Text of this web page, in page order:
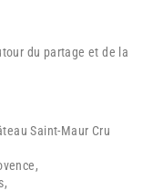
du partage et de la
Saint-Maur Cru